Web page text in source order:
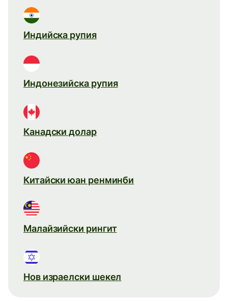
Индийска рупия
Индонезийска рупия
Канадски долар
Китайски юан ренминби
Малайзийски рингит
Нов израелски шекел